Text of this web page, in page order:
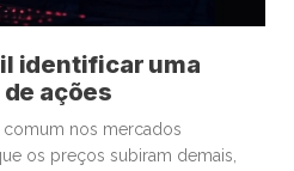
identificar uma
ações
comum nos mercados
os preços subiram demais,